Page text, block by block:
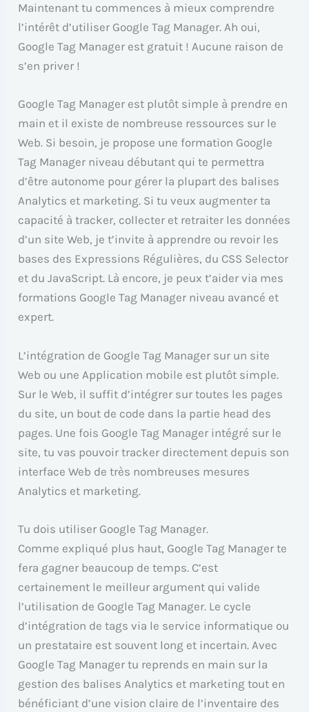
Maintenant tu commences à mieux comprendre
l’intérêt d’utiliser Google Tag Manager. Ah oui,
Google Tag Manager est gratuit ! Aucune raison de
s’en priver !
Google Tag Manager est plutôt simple à prendre en
main et il existe de nombreuse ressources sur le
Web. Si besoin, je propose une formation Google
Tag Manager niveau débutant qui te permettra
d’être autonome pour gérer la plupart des balises
Analytics et marketing. Si tu veux augmenter ta
capacité à tracker, collecter et retraiter les données
d’un site Web, je t’invite à apprendre ou revoir les
bases des Expressions Régulières, du CSS Selector
et du JavaScript. Là encore, je peux t’aider via mes
formations Google Tag Manager niveau avancé et
expert.
L’intégration de Google Tag Manager sur un site
Web ou une Application mobile est plutôt simple.
Sur le Web, il suffit d’intégrer sur toutes les pages
du site, un bout de code dans la partie head des
pages. Une fois Google Tag Manager intégré sur le
site, tu vas pouvoir tracker directement depuis son
interface Web de très nombreuses mesures
Analytics et marketing.
Tu dois utiliser Google Tag Manager.
Comme expliqué plus haut, Google Tag Manager te
fera gagner beaucoup de temps. C’est
certainement le meilleur argument qui valide
l’utilisation de Google Tag Manager. Le cycle
d’intégration de tags via le service informatique ou
un prestataire est souvent long et incertain. Avec
Google Tag Manager tu reprends en main sur la
gestion des balises Analytics et marketing tout en
bénéficiant d’une vision claire de l’inventaire des